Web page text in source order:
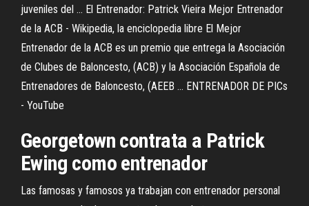
juveniles del ... El Entrenador: Patrick Vieira Mejor Entrenador
de la ACB - Wikipedia, la enciclopedia libre El Mejor
Entrenador de la ACB es un premio que entrega la Asociación
de Clubes de Baloncesto, (ACB) y la Asociación Española de
Entrenadores de Baloncesto, (AEEB ... ENTRENADOR DE PICs
- YouTube
Georgetown contrata a Patrick
Ewing como entrenador
Las famosas y famosos ya trabajan con entrenador personal